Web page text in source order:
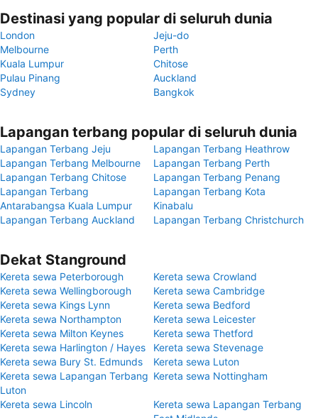
Destinasi yang popular di seluruh dunia
London
Jeju-do
Melbourne
Perth
Kuala Lumpur
Chitose
Pulau Pinang
Auckland
Sydney
Bangkok
Lapangan terbang popular di seluruh dunia
Lapangan Terbang Jeju
Lapangan Terbang Heathrow
Lapangan Terbang Melbourne
Lapangan Terbang Perth
Lapangan Terbang Chitose
Lapangan Terbang Penang
Lapangan Terbang
Antarabangsa Kuala Lumpur
Lapangan Terbang Kota
Kinabalu
Lapangan Terbang Auckland
Lapangan Terbang Christchurch
Dekat Stanground
Kereta sewa Peterborough
Kereta sewa Crowland
Kereta sewa Wellingborough
Kereta sewa Cambridge
Kereta sewa Kings Lynn
Kereta sewa Bedford
Kereta sewa Northampton
Kereta sewa Leicester
Kereta sewa Milton Keynes
Kereta sewa Thetford
Kereta sewa Harlington / Hayes
Kereta sewa Stevenage
Kereta sewa Bury St. Edmunds
Kereta sewa Luton
Kereta sewa Lapangan Terbang
Luton
Kereta sewa Nottingham
Kereta sewa Lincoln
Kereta sewa Lapangan Terbang